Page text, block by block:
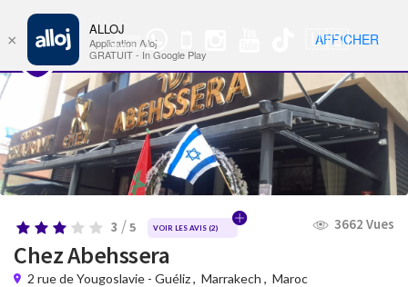
Groupe
WhatsApp
🇺🇸 Nav
3 /5 VOIR LES AVIS (2) 3662 Vues
Chez Abehssera
2 rue de Yougoslavie - Guéliz, Marrakech , Maroc
×
ALLOJ
Application Alloj
GRATUIT - In Google Play
AFFICHER